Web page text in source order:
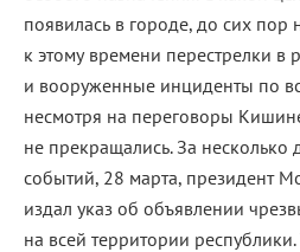
появилась в городе, до сих пор
к этому времени перестрелки в
и вооруженные инциденты по
несмотря на переговоры
не прекращались. За
событий, 28 марта, президент
издал указ об объявлении
на всей территории